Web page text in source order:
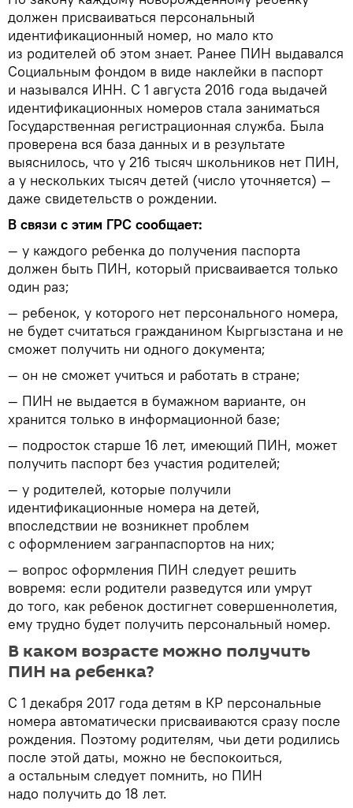
должен присваиваться персональный
идентификационный номер, но мало кто
из родителей об этом знает. Ранее ПИН выдавался
Социальным фондом в виде наклейки в паспорт
и назывался ИНН. С 1 августа 2016 года выдачей
идентификационных номеров стала заниматься
Государственная регистрационная служба. Была
проверена вся база данных и в результате
выяснилось, что у 216 тысяч школьников нет ПИН,
а у нескольких тысяч детей (число уточняется) —
даже свидетельств о рождении.
В связи с этим ГРС сообщает:
— у каждого ребенка до получения паспорта
должен быть ПИН, который присваивается только
один раз;
— ребенок, у которого нет персонального номера,
не будет считаться гражданином Кыргызстана и не
сможет получить ни одного документа;
— он не сможет учиться и работать в стране;
— ПИН не выдается в бумажном варианте, он
хранится только в информационной базе;
— подросток старше 16 лет, имеющий ПИН, может
получить паспорт без участия родителей;
— у родителей, которые получили
идентификационные номера на детей,
впоследствии не возникнет проблем
с оформлением загранпаспортов на них;
— вопрос оформления ПИН следует решить
вовремя: если родители разведутся или умрут
до того, как ребенок достигнет совершеннолетия,
ему трудно будет получить персональный номер.
В каком возрасте можно получить
ПИН на ребенка?
С 1 декабря 2017 года детям в КР персональные
номера автоматически присваиваются сразу после
рождения. Поэтому родителям, чьи дети родились
после этой даты, можно не беспокоиться,
а остальным следует помнить, но ПИН
надо получить до 18 лет.